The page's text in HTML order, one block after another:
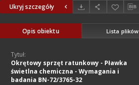
Ukryj szczegóły
Opis obiektu Lista plików
Tytuł:
Okrętowy sprzęt ratunkowy - Pławka
świetlna chemiczna - Wymagania i
badania BN-72/3765-32